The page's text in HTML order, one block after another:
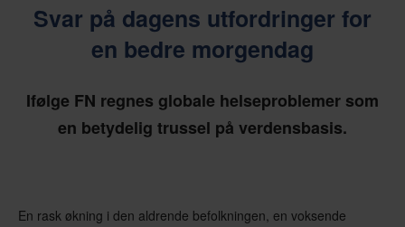
Svar på dagens utfordringer for
en bedre morgendag
Ifølge FN regnes globale helseproblemer som
en betydelig trussel på verdensbasis.
En rask økning i den aldrende befolkningen, en voksende